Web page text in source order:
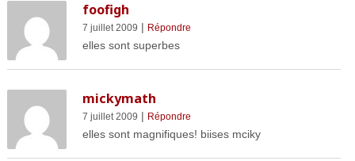
foofigh
7 juillet 2009 | Répondre
elles sont superbes
mickymath
7 juillet 2009 | Répondre
elles sont magnifiques! biises mciky